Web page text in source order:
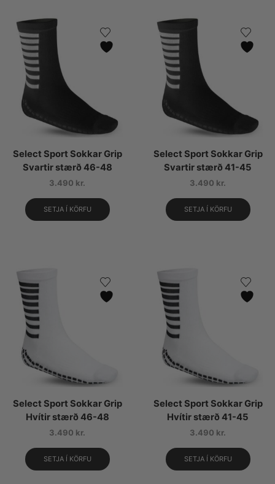
Select Sport Sokkar Grip
Svartir stærð 46-48
3.490 kr.
SETJA Í KÖRFU
Select Sport Sokkar Grip
Svartir stærð 41-45
3.490 kr.
SETJA Í KÖRFU
Select Sport Sokkar Grip
Hvítir stærð 46-48
3.490 kr.
SETJA Í KÖRFU
Select Sport Sokkar Grip
Hvítir stærð 41-45
3.490 kr.
SETJA Í KÖRFU